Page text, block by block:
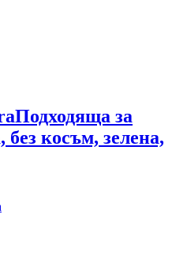
Подходяща за
косъм, зелена,